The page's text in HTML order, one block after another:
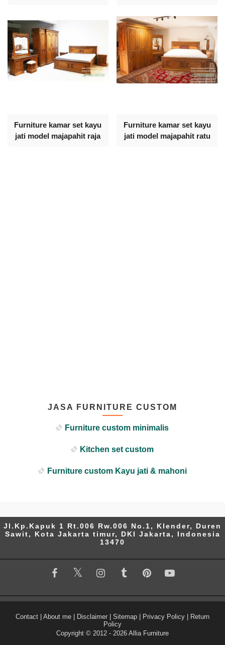
Furniture kamar set kayu
jati model majapahit raja
Furniture kamar set kayu
jati model majapahit ratu
JASA FURNITURE CUSTOM
Furniture custom minimalis
Kitchen set custom
Furniture custom Kayu jati & mahoni
Jl.Kp.Kapuk 1 Rt.006 Rw.006 No.1, Klender, Duren
Sawit, Kota Jakarta timur, DKI Jakarta, Indonesia
13470
Contact About me Disclaimer Sitemap Privacy Policy
Return
Policy
Copyright © 2012 - 2026 Allia Furniture